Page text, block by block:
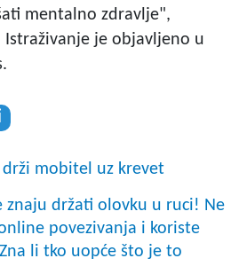
mentalno zdravlje",
Istraživanje je objavljeno u
drži mobitel uz krevet
znaju držati olovku u ruci! Ne
povezivanja i koriste
li tko uopće što je to